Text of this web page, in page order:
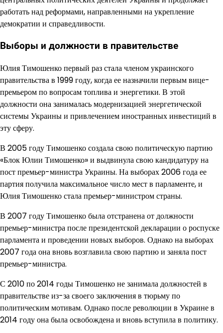
работать над реформами, направленными на укрепление
демократии и справедливости.
Выборы и должности в правительстве
Юлия Тимошенко первый раз стала членом украинского
правительства в 1999 году, когда ее назначили первым вице-
премьером по вопросам топлива и энергетики. В этой
должности она занималась модернизацией энергетической
системы Украины и привлечением иностранных инвестиций в
эту сферу.
В 2005 году Тимошенко создала свою политическую партию
«Блок Юлии Тимошенко» и выдвинула свою кандидатуру на
пост премьер-министра Украины. На выборах 2006 года ее
партия получила максимальное число мест в парламенте, и
Юлия Тимошенко стала премьер-министром страны.
В 2007 году Тимошенко была отстранена от должности
премьер-министра после президентской декларации о роспуске
парламента и проведении новых выборов. Однако на выборах
2007 года она вновь возглавила свою партию и заняла пост
премьер-министра.
С 2010 по 2014 годы Тимошенко не занимала должностей в
правительстве из-за своего заключения в тюрьму по
политическим мотивам. Однако после революции в Украине в
2014 году она была освобождена и вновь вступила в политику.